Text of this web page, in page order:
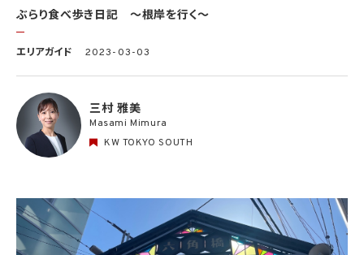
ぶらり食べ歩き日記 〜根岸を行く〜
エリアガイド 2023-03-03
三村 雅美
Masami Mimura
KW TOKYO SOUTH